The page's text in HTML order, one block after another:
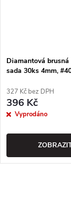
Diamantová
sada 30ks 4mm,
327 Kč bez DPH
396 Kč
Vyprodáno